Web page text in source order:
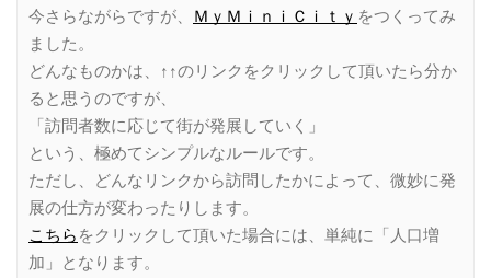
今さらながらですが、
ＭｙＭｉｎｉＣｉｔｙ をつくってみ
ました。
どんなものかは、↑↑のリンクをクリックして頂いたら分か
ると思うのですが、
「訪問者数に応じて街が発展していく」
という、極めてシンプルなルールです。
ただし、どんなリンクから訪問したかによって、微妙に発
展の仕方が変わったりします。
こちら をクリックして頂いた場合には、単純に「人口増
加」となります。